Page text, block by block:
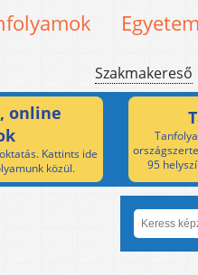
Egyetem
Szakmakereső
online
Kattints ide
közül.
95